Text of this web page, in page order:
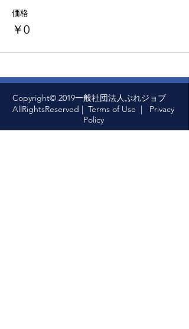
価格
￥0
Copyright© 2019一般社団法人ぷれジョブ
AllRightsReserved | Terms of Use |
Privacy
Policy